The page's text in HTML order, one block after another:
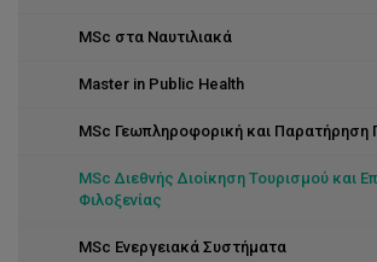
MSc στα Ναυτιλιακά
Master in Public Health
MSc Γεωπληροφορική και Παρατήρηση
MSc Διεθνής Διοίκηση Τουρισμού και
Φιλοξενίας
MSc Ενεργειακά Συστήματα